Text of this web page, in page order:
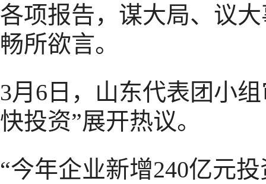
各项报告，谋大局、议
畅所欲言。
3月6日，山东代表团小
快投资”展开热议。
“今年企业新增240亿元